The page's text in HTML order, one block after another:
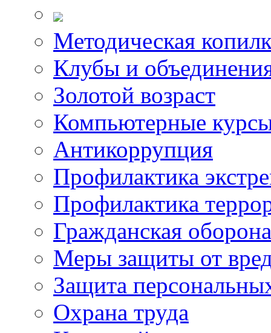
Методическая
Клубы и
Золотой возраст
Компьютерные
Антикоррупция
Профилактика
Профилактика
Гражданская оборона
Меры защиты от
Защита
Охрана труда